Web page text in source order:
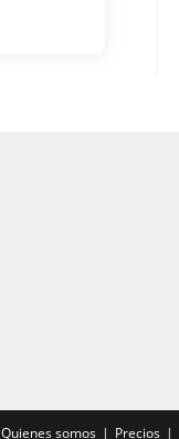
Quienes somos Precios